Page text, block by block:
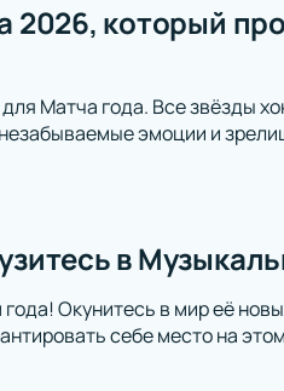
2026, который
Матча года. Все звёзды
эмоции и
в
Окунитесь в мир её
себе место на